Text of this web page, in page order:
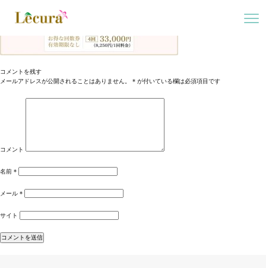
コメントを残す
メールアドレスが公開されることはありません。
* が付いている欄は必須項目です
コメント
名前 *
メール *
サイト